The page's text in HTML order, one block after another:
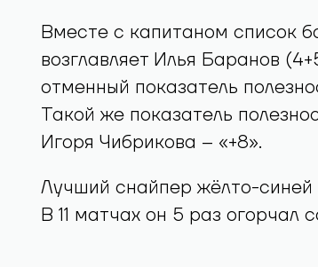
Вместе с капитаном список
возглавляет Илья Баранов
отменный показатель
Такой же показатель
Игоря Чибрикова – «+8».
Лучший снайпер жёлто-
В 11 матчах он 5 раз огорчал